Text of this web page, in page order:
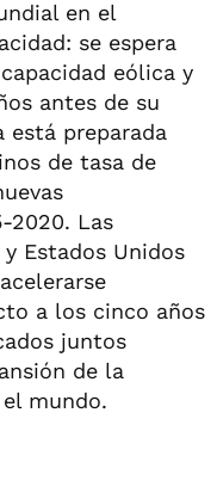
en el
se espera
eólica y
antes de su
está preparada
de tasa de
2020. Las
Estados Unidos
a los cinco años
juntos
de la
mundo.